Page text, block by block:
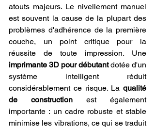
atouts majeurs. Le nivellement manuel
est souvent la cause de la plupart des
problèmes d'adhérence de la première
couche, un point critique pour la
imprimante 3D pour débutant dotée d'un
système intelligent réduit
considérablement ce risque. La qualité
de construction est également
importante : un cadre robuste et stable
minimise les vibrations, ce qui se traduit